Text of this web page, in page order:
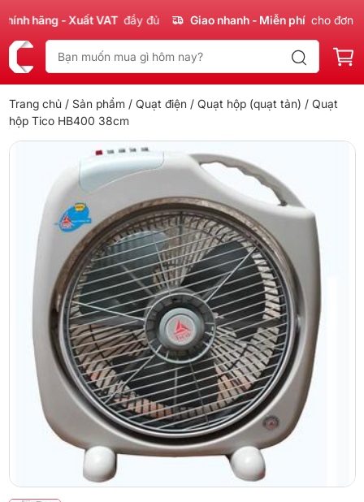
hãng - Xuất VAT đầy đủ Giao nhanh - Miễn phí cho đơn
Trang chủ / Sản phẩm / Quạt điện / Quạt hộp (quạt tản) / Quạt
hộp Tico HB400 38cm